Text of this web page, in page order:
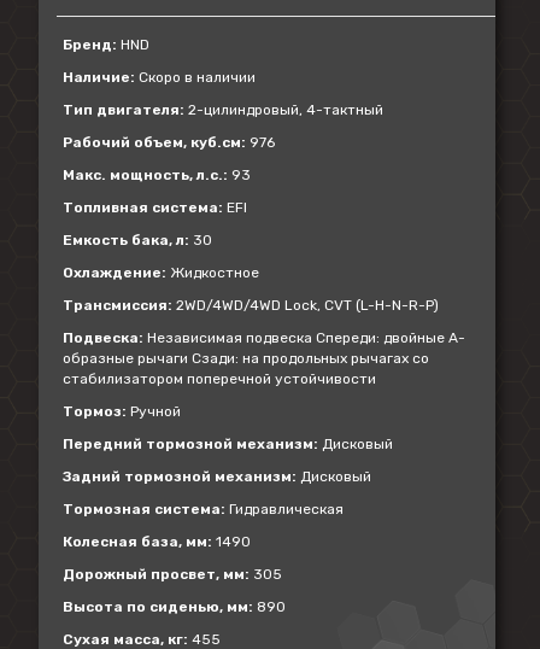
Бренд: HND
Наличие: Скоро в наличии
Тип двигателя: 2-цилиндровый, 4-тактный
Рабочий объем, куб.см: 976
Макс. мощность, л.с.: 93
Топливная система: EFI
Емкость бака, л: 30
Охлаждение: Жидкостное
Трансмиссия: 2WD/4WD/4WD Lock, CVT (L-H-N-R-P)
Подвеска: Независимая подвеска Спереди: двойные А-
образные рычаги Сзади: на продольных рычагах со
стабилизатором поперечной устойчивости
Тормоз: Ручной
Передний тормозной механизм: Дисковый
Задний тормозной механизм: Дисковый
Тормозная система: Гидравлическая
Колесная база, мм: 1490
Дорожный просвет, мм: 305
Высота по сиденью, мм: 890
Сухая масса, кг: 455